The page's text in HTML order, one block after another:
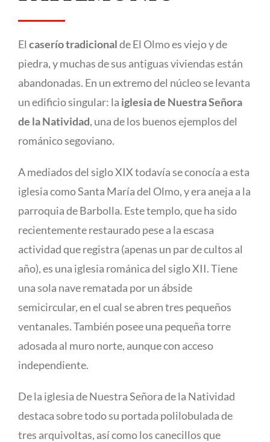
El caserío tradicionalde El Olmo es viejo y de
piedra, y muchas de sus antiguas viviendas están
abandonadas. En un extremo del núcleo se levanta
un edificio singular: la iglesia de Nuestra Señora
de la Natividad, una de los buenos ejemplos del
románico segoviano.
A mediados del siglo XIX todavía se conocía a esta
iglesia como Santa María del Olmo, y era aneja a la
parroquia de Barbolla. Este templo, que ha sido
recientemente restaurado pese a la escasa
actividad que registra (apenas un par de cultos al
año), es una iglesia románica del siglo XII. Tiene
una sola nave rematada por un ábside
semicircular, en el cual se abren tres pequeños
ventanales. También posee una pequeña torre
adosada al muro norte, aunque con acceso
independiente.
De la iglesia de Nuestra Señora de la Natividad
destaca sobre todo su portada polilobulada de
tres arquivoltas, así­ como los canecillos que